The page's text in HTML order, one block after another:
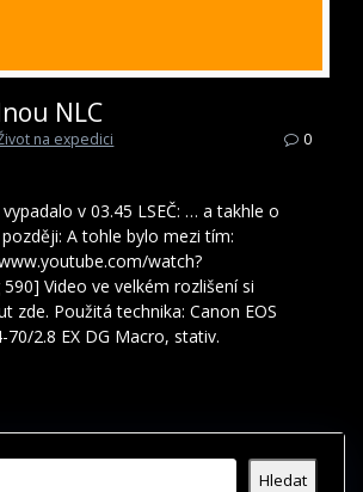
NLC
na expedici
0
v 03.45 LSEČ: … a takhle o
A tohle bylo mezi tím:
watch?
Video ve velkém rozlišení si
zde. Použitá technika: Canon EOS
70/2.8 EX DG Macro, stativ.
Hledat